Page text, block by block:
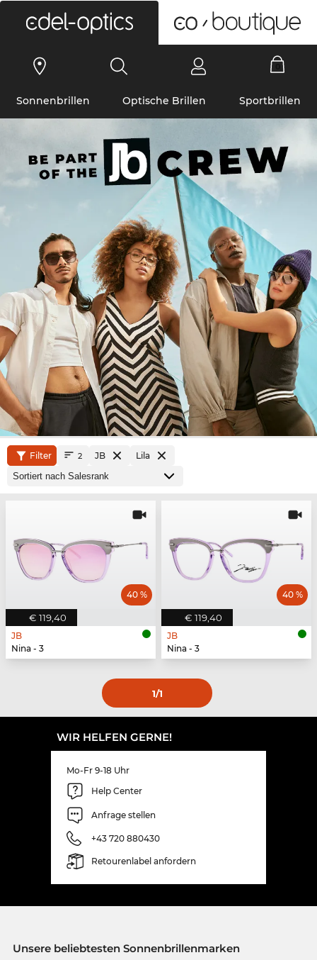
Sonnenbrillen Optische Brillen Sportbrillen
Filter 2 JB Lila
€ 119,40
40 %
JB
Nina - 3
€ 119,40
40 %
JB
Nina - 3
1/1
WIR HELFEN GERNE!
Mo-Fr 9-18 Uhr
Help Center
Anfrage stellen
+43 720 880430
Retourenlabel anfordern
Unsere beliebtesten Sonnenbrillenmarken